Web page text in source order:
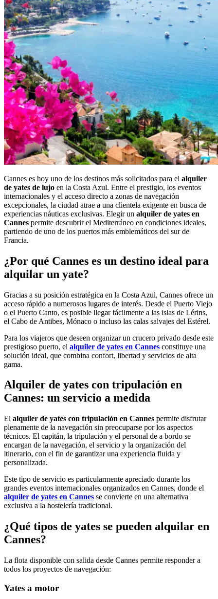
Cannes es hoy uno de los destinos más solicitados para el alquiler
de yates de lujo en la Costa Azul. Entre el prestigio, los eventos
internacionales y el acceso directo a zonas de navegación
excepcionales, la ciudad atrae a una clientela exigente en busca de
experiencias náuticas exclusivas. Elegir un alquiler de yates en
Cannes permite descubrir el Mediterráneo en condiciones ideales,
partiendo de uno de los puertos más emblemáticos del sur de
Francia.
¿Por qué Cannes es un destino ideal para
alquilar un yate?
Gracias a su posición estratégica en la Costa Azul, Cannes ofrece un
acceso rápido a numerosos lugares de interés. Desde el Puerto Viejo
o el Puerto Canto, es posible llegar fácilmente a las islas de Lérins,
el Cabo de Antibes, Mónaco o incluso las calas salvajes del Estérel.
Para los viajeros que deseen organizar un crucero privado desde este
prestigioso puerto, el alquiler de yates en Cannes constituye una
solución ideal, que combina confort, libertad y servicios de alta
gama.
Alquiler de yates con tripulación en
Cannes: un servicio a medida
El alquiler de yates con tripulación en Cannes permite disfrutar
plenamente de la navegación sin preocuparse por los aspectos
técnicos. El capitán, la tripulación y el personal de a bordo se
encargan de la navegación, el servicio y la organización del
itinerario, con el fin de garantizar una experiencia fluida y
personalizada.
Este tipo de servicio es particularmente apreciado durante los
grandes eventos internacionales organizados en Cannes, donde el
alquiler de yates en Cannes se convierte en una alternativa
exclusiva a la hostelería tradicional.
¿Qué tipos de yates se pueden alquilar en
Cannes?
La flota disponible con salida desde Cannes permite responder a
todos los proyectos de navegación:
Yates a motor